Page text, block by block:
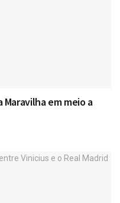
Maravilha em meio a